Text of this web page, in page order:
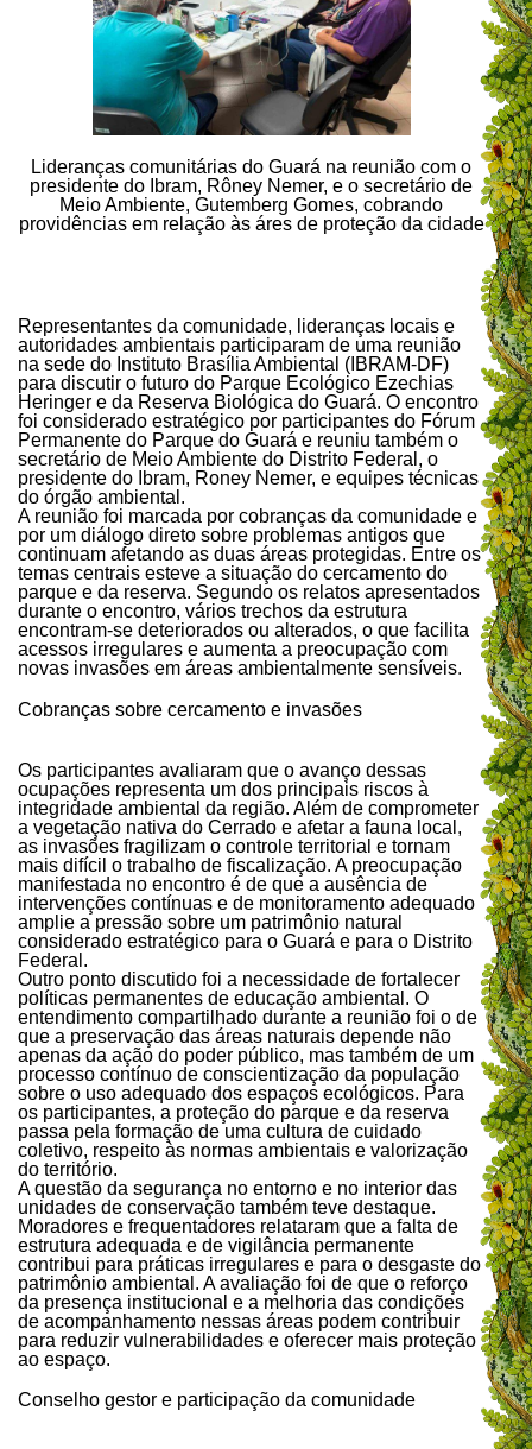
Lideranças comunitárias do Guará na reunião com o
presidente do Ibram, Rôney Nemer, e o secretário de
Meio Ambiente, Gutemberg Gomes, cobrando
providências em relação às áres de proteção da cidade
Representantes da comunidade, lideranças locais e
autoridades ambientais participaram de uma reunião
na sede do Instituto Brasília Ambiental (IBRAM-DF)
para discutir o futuro do Parque Ecológico Ezechias
Heringer e da Reserva Biológica do Guará. O encontro
foi considerado estratégico por participantes do Fórum
Permanente do Parque do Guará e reuniu também o
secretário de Meio Ambiente do Distrito Federal, o
presidente do Ibram, Roney Nemer, e equipes técnicas
do órgão ambiental.
A reunião foi marcada por cobranças da comunidade e
por um diálogo direto sobre problemas antigos que
continuam afetando as duas áreas protegidas. Entre os
temas centrais esteve a situação do cercamento do
parque e da reserva. Segundo os relatos apresentados
durante o encontro, vários trechos da estrutura
encontram-se deteriorados ou alterados, o que facilita
acessos irregulares e aumenta a preocupação com
novas invasões em áreas ambientalmente sensíveis.
Cobranças sobre cercamento e invasões
Os participantes avaliaram que o avanço dessas
ocupações representa um dos principais riscos à
integridade ambiental da região. Além de comprometer
a vegetação nativa do Cerrado e afetar a fauna local,
as invasões fragilizam o controle territorial e tornam
mais difícil o trabalho de fiscalização. A preocupação
manifestada no encontro é de que a ausência de
intervenções contínuas e de monitoramento adequado
amplie a pressão sobre um patrimônio natural
considerado estratégico para o Guará e para o Distrito
Federal.
Outro ponto discutido foi a necessidade de fortalecer
políticas permanentes de educação ambiental. O
entendimento compartilhado durante a reunião foi o de
que a preservação das áreas naturais depende não
apenas da ação do poder público, mas também de um
processo contínuo de conscientização da população
sobre o uso adequado dos espaços ecológicos. Para
os participantes, a proteção do parque e da reserva
passa pela formação de uma cultura de cuidado
coletivo, respeito às normas ambientais e valorização
do território.
A questão da segurança no entorno e no interior das
unidades de conservação também teve destaque.
Moradores e frequentadores relataram que a falta de
estrutura adequada e de vigilância permanente
contribui para práticas irregulares e para o desgaste do
patrimônio ambiental. A avaliação foi de que o reforço
da presença institucional e a melhoria das condições
de acompanhamento nessas áreas podem contribuir
para reduzir vulnerabilidades e oferecer mais proteção
ao espaço.
Conselho gestor e participação da comunidade